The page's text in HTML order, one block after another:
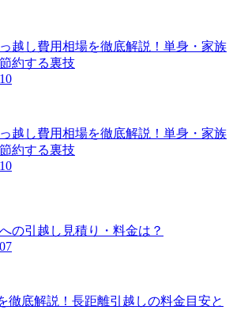
越し費用相場を徹底解説！単身・家族
約する裏技
越し費用相場を徹底解説！単身・家族
約する裏技
の引越し見積り・料金は？
徹底解説！長距離引越しの料金目安と